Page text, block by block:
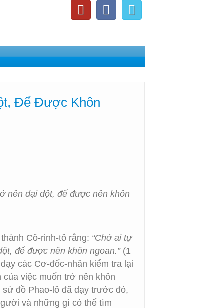
Để Được Khôn
nên dại dột, để được nên khôn
Cô-rinh-tô rằng: “Chớ ai tự
để được nên khôn ngoan.”(1
các Cơ-đốc-nhân kiểm tra lại
việc muốn trở nên khôn
đồ Phao-lô đã dạy trước đó,
và những gì có thể tìm